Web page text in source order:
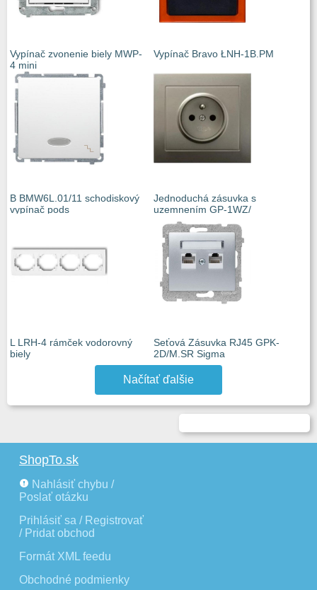
Vypínač zvonenie biely MWP-
4 mini
Vypínač Bravo ŁNH-1B.PM
B BMW6L.01/11 schodiskový
vypínač pods
Jednoduchá zásuvka s
uzemnením GP-1WZ/
L LRH-4 rámček vodorovný
biely
Seťová Zásuvka RJ45 GPK-
2D/M.SR Sigma
Načítať ďalšie
ShopTo.sk
Nahlásiť chybu /
Poslať otázku
Prihlásiť sa / Registrovať
/ Pridat obchod
Formát XML feedu
Obchodné podmienky